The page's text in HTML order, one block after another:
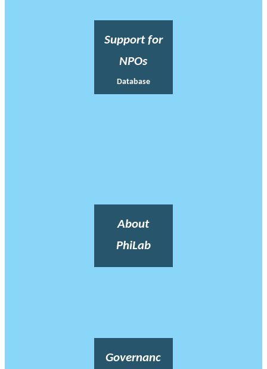
Support for
NPOs
Database
About
PhiLab
Governanc